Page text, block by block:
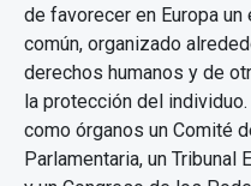
de favorecer en Europa
común, organizado
derechos humanos y de
la protección del
como órganos un Comité
Parlamentaria, un Tribunal